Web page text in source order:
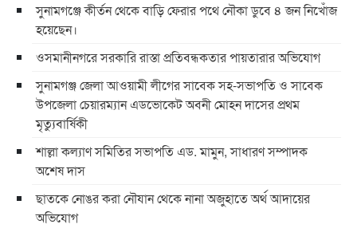
সুনামগঞ্জে কীর্তন থেকে বাড়ি ফেরার পথে নৌকা ডুবে ৪ জন নিখোঁজ
হয়েছেন।
ওসমানীনগরে সরকারি রাস্তা প্রতিবন্ধকতার পায়তারার অভিযোগ
সুনামগঞ্জ জেলা আওয়ামী লীগের সাবেক সহ-সভাপতি ও সাবেক
উপজেলা চেয়ারম্যান এডভোকেট অবনী মোহন দাসের প্রথম
মৃত্যুবার্ষিকী
শাল্লা কল্যাণ সমিতির সভাপতি এড. মামুন, সাধারণ সম্পাদক
অশেষ দাস
ছাতকে নোঙর করা নৌযান থেকে নানা অজুহাতে অর্থ আদায়ের
অভিযোগ